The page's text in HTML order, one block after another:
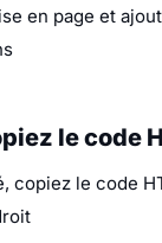
en page et
le code
copiez le code